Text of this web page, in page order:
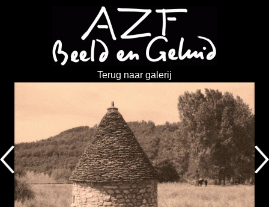
Terug naar galerij